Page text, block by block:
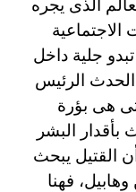
الذى يجره
الاجتماعية
جلية داخل
الحدث الرئيس
هى بؤرة
البشر
القتيل يبحث
فهنا